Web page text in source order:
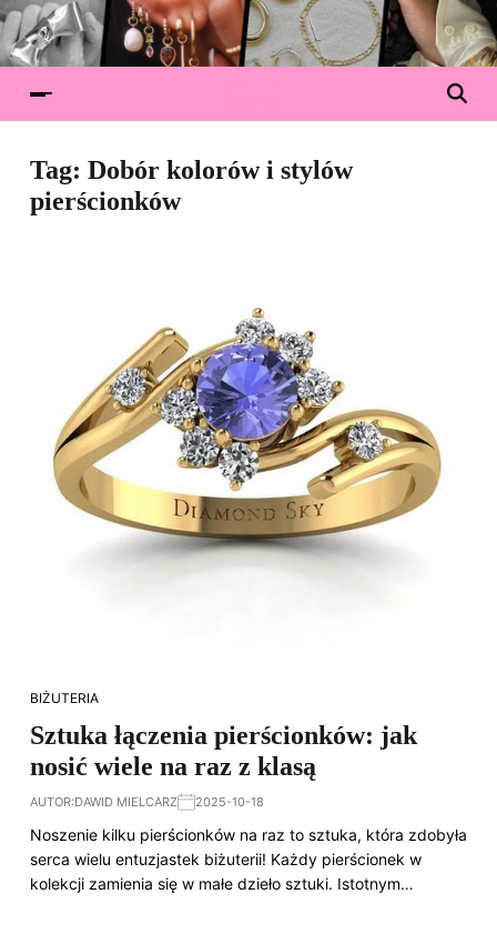
Tag: Dobór kolorów i stylów
pierścionków
BIŻUTERIA
Sztuka łączenia pierścionków: jak
nosić wiele na raz z klasą
AUTOR:DAWID MIELCARZ 2025-10-18
Noszenie kilku pierścionków na raz to sztuka, która zdobyła
serca wielu entuzjastek biżuterii! Każdy pierścionek w
kolekcji zamienia się w małe dzieło sztuki. Istotnym…